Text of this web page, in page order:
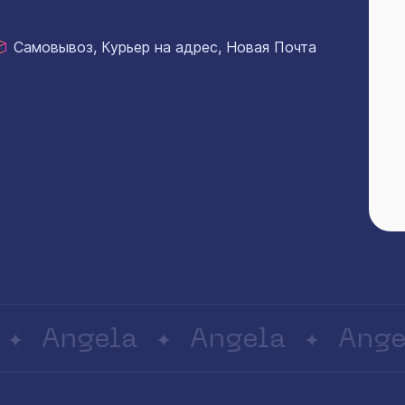
Самовывоз, Курьер на адрес, Новая Почта
Angela Angela